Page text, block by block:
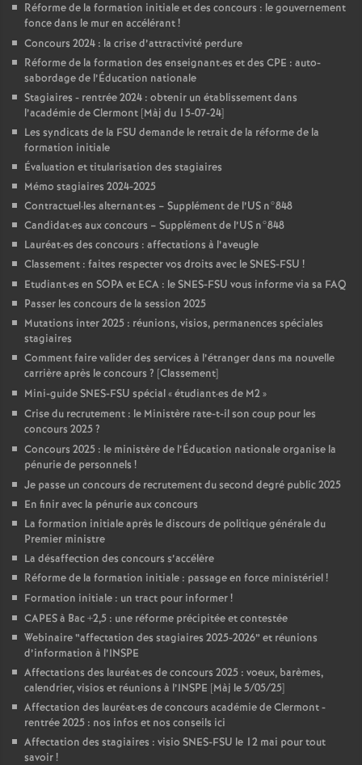
Réforme de la formation initiale et des concours : le gouvernement
fonce dans le mur en accélérant!
Concours 2024 : la crise d’attractivité perdure
Réforme de la formation des enseignant·es et des CPE : auto-
sabordage de l’Éducation nationale
Stagiaires - rentrée 2024 : obtenir un établissement dans
l’académie de Clermont [Màj du 15-07-24]
Les syndicats de la FSU demande le retrait de la réforme de la
formation initiale
Évaluation et titularisation des stagiaires
Mémo stagiaires 2024-2025
Contractuel·les alternant·es – Supplément de l’US n°848
Candidat·es aux concours – Supplément de l’US n°848
Lauréat·es des concours : affectations à l’aveugle
Classement : faites respecter vos droits avec le SNES-FSU !
Etudiant·es en SOPA et ECA : le SNES-FSU vous informe via sa FAQ
Passer les concours de la session 2025
Mutations inter 2025 : réunions, visios, permanences spéciales
stagiaires
Comment faire valider des services à l’étranger dans ma nouvelle
carrière après le concours ? [Classement]
Mini-guide SNES-FSU spécial «étudiant·es de M2»
Crise du recrutement : le Ministère rate-t-il son coup pour les
concours 2025?
Concours 2025 : le ministère de l’Éducation nationale organise la
pénurie de personnels !
Je passe un concours de recrutement du second degré public 2025
En finir avec la pénurie aux concours
La formation initiale après le discours de politique générale du
Premier ministre
La désaffection des concours s’accélère
Réforme de la formation initiale : passage en force ministériel!
Formation initiale : un tract pour informer!
CAPES à Bac +2,5 : une réforme précipitée et contestée
Webinaire “affectation des stagiaires 2025-2026” et réunions
d’information à l’INSPE
Affectations des lauréat·es de concours 2025 : voeux, barèmes,
calendrier, visios et réunions à l’INSPE [Màj le 5/05/25]
Affectation des lauréat·es de concours académie de Clermont -
rentrée 2025 : nos infos et nos conseils ici
Affectation des stagiaires : visio SNES-FSU le 12 mai pour tout
savoir!